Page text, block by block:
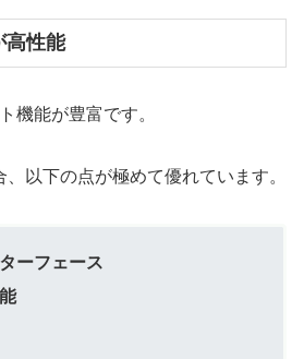
高性能
機能が豊富です。
以下の点が極めて優れています。
ーフェース